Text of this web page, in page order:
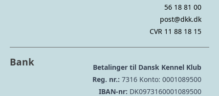
56 18 81 00
post@dkk.dk
CVR 11 88 18 15
Bank
Betalinger til Dansk Kennel Klub
Reg. nr.: 7316 Konto: 0001089500
IBAN-nr: DK0973160001089500